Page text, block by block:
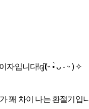
입니다!ദ്ദി(˵ •̀ ᴗ - ˵ ) ✧
꽤 차이 나는 환절기입